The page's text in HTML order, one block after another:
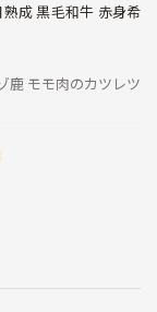
成 黒毛和牛 赤身希
鹿 モモ肉のカツレツ